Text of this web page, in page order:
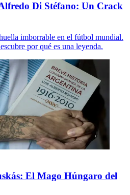
Di Stéfano: Un Crack
imborrable en el fútbol mundial.
por qué es una leyenda.
El Mago Húngaro del